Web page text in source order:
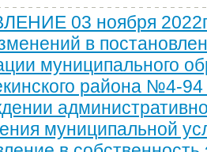
03 ноября
в
муниципального
района №4-94
муниципальной